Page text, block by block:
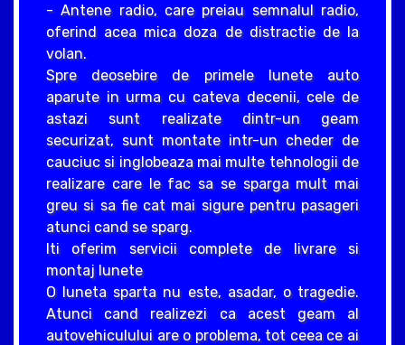
- Antene radio, care preiau semnalul radio,
oferind acea mica doza de distractie de la
volan.
Spre deosebire de primele lunete auto
aparute in urma cu cateva decenii, cele de
astazi sunt realizate dintr-un geam
securizat, sunt montate intr-un cheder de
cauciuc si inglobeaza mai multe tehnologii de
realizare care le fac sa se sparga mult mai
greu si sa fie cat mai sigure pentru pasageri
atunci cand se sparg.
Iti oferim servicii complete de livrare si
montaj lunete
O luneta sparta nu este, asadar, o tragedie.
Atunci cand realizezi ca acest geam al
autovehiculului are o problema, tot ceea ce ai